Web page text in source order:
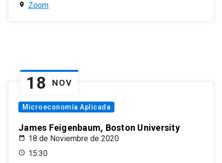
Zoom
18 NOV
Microeconomía Aplicada
James Feigenbaum, Boston University
18 de Noviembre de 2020
15:30